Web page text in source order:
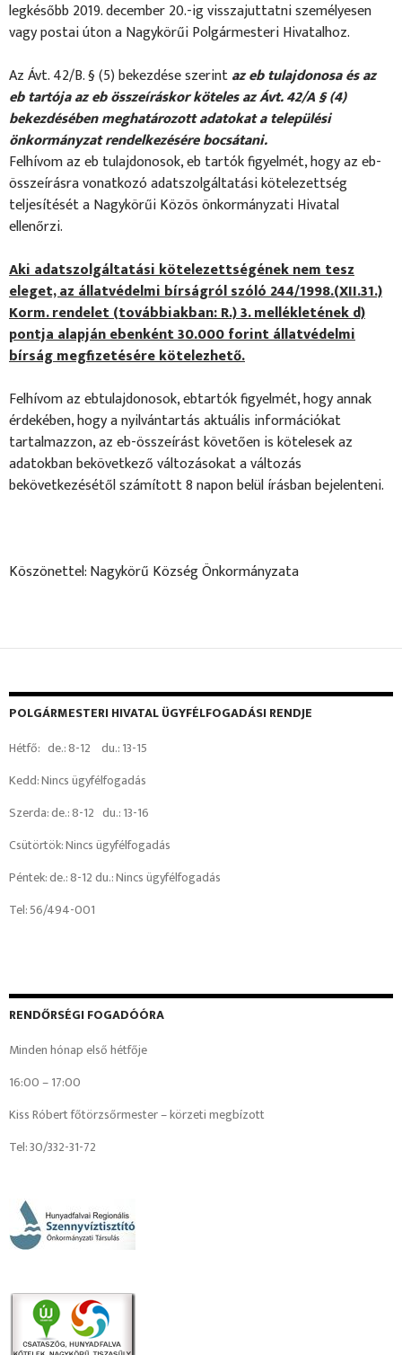
legkésőbb 2019. december 20.-ig visszajuttatni személyesen
vagy postai úton a Nagykörűi Polgármesteri Hivatalhoz.
Az Ávt. 42/B. § (5) bekezdése szerintaz eb tulajdonosa és az
eb tartója az eb összeíráskor köteles az Ávt. 42/A § (4)
bekezdésében meghatározott adatokat a települési
önkormányzat rendelkezésére bocsátani.
Felhívom az eb tulajdonosok, eb tartók figyelmét, hogy az eb-
összeírásra vonatkozó adatszolgáltatási kötelezettség
teljesítését a Nagykörűi Közös önkormányzati Hivatal
ellenőrzi.
Aki adatszolgáltatási kötelezettségének nem tesz
eleget, az állatvédelmi bírságról szóló 244/1998.(XII.31.)
Korm. rendelet (továbbiakban: R.) 3. mellékletének d)
pontja alapján ebenként 30.000 forint állatvédelmi
bírság megfizetésére kötelezhető.
Felhívom az ebtulajdonosok, ebtartók figyelmét, hogy annak
érdekében, hogy a nyilvántartás aktuális információkat
tartalmazzon, az eb-összeírást követően is kötelesek az
adatokban bekövetkező változásokat a változás
bekövetkezésétől számított 8 napon belül írásban bejelenteni.
Köszönettel: Nagykörű Község Önkormányzata
POLGÁRMESTERI HIVATAL ÜGYFÉLFOGADÁSI RENDJE
Hétfő: de.: 8-12 du.: 13-15
Kedd: Nincs ügyfélfogadás
Szerda: de.: 8-12 du.: 13-16
Csütörtök: Nincs ügyfélfogadás
Péntek: de.: 8-12 du.: Nincs ügyfélfogadás
Tel: 56/494-001
RENDŐRSÉGI FOGADÓÓRA
Minden hónap első hétfője
16:00 – 17:00
Kiss Róbert főtörzsőrmester – körzeti megbízott
Tel: 30/332-31-72